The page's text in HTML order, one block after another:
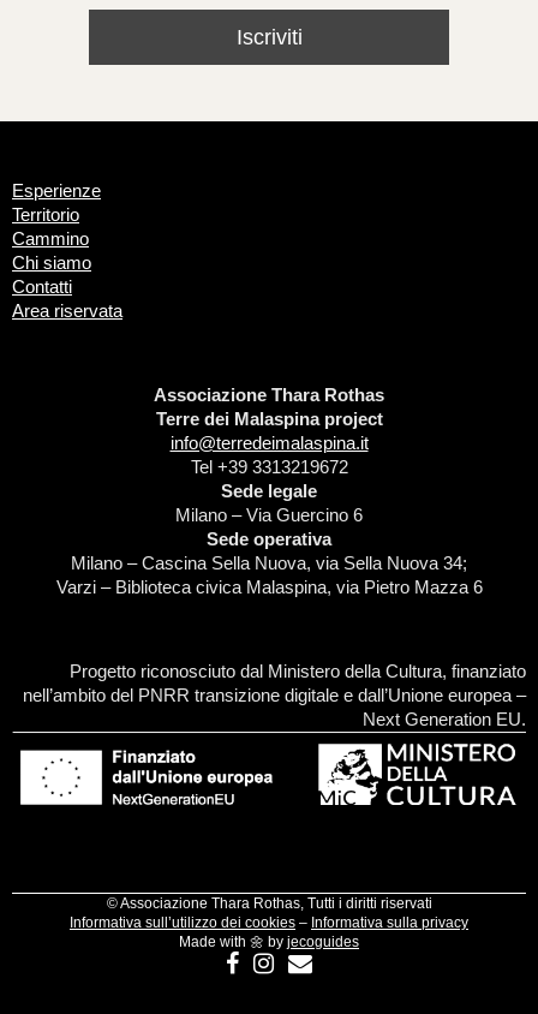
Esperienze
Territorio
Cammino
Chi siamo
Contatti
Area riservata
Associazione Thara Rothas
Terre dei Malaspina project
info@terredeimalaspina.it
Tel +39 3313219672
Sede legale
Milano – Via Guercino 6
Sede operativa
Milano – Cascina Sella Nuova, via Sella Nuova 34;
Varzi – Biblioteca civica Malaspina, via Pietro Mazza 6
Progetto riconosciuto dal Ministero della Cultura, finanziato
nell’ambito del PNRR transizione digitale e dall’Unione europea –
Next Generation EU.
©Associazione Thara Rothas, Tutti i diritti riservati
Informativa sull’utilizzo dei cookies – Informativa sulla privacy
Made with 🌼 by jecoguides